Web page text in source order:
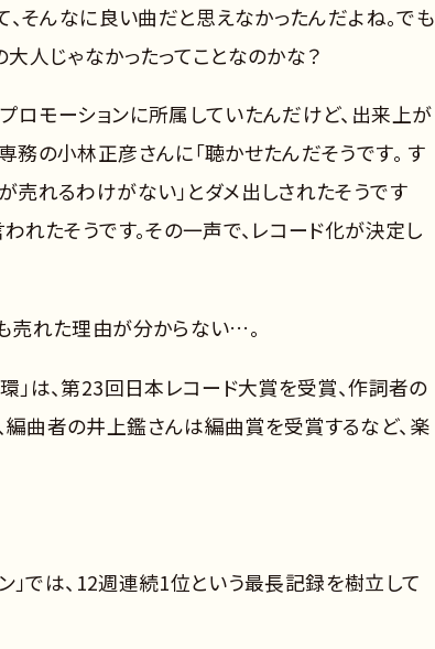
、そんなに良い曲だと思えなかったんだよね。でも
人じゃなかったってことなのかな？
ロモーションに所属していたんだけど、出来上が
の小林正彦さんに「聴かせたんだそうです。 す
売れるわけがない」とダメ出しされたそうです
れたそうです。その一声で、レコード化が決定し
売れた理由が分からない…。
」は、第23回日本レコード大賞を受賞、作詞者の
曲者の井上鑑さんは編曲賞を受賞するなど、楽
」では、12週連続1位という最長記録を樹立して